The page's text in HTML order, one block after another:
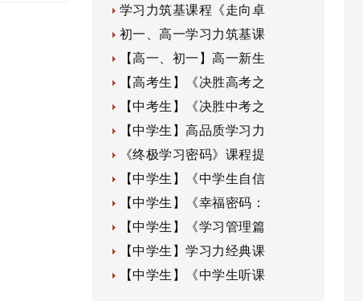
学习力筑基课程《走向卓
初一、高一学习力筑基课
【高一、初一】高一新生
【高考生】《决胜高考之
【中考生】《决胜中考之
【中学生】高品质学习力
《终极学习密码》课程提
【中学生】《中学生自信
【中学生】《幸福密码：
【中学生】《学习管理篇
【中学生】学习力经典课
【中学生】《中学生听课